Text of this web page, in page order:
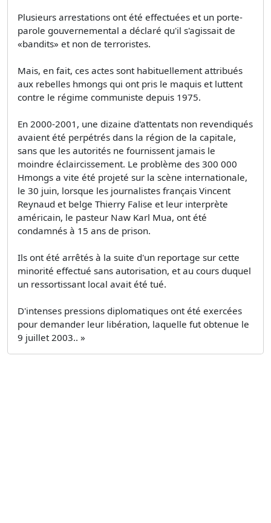
Plusieurs arrestations ont été effectuées et un porte-
parole gouvernemental a déclaré qu'il s'agissait de
«bandits» et non de terroristes.
Mais, en fait, ces actes sont habituellement attribués
aux rebelles hmongs qui ont pris le maquis et luttent
contre le régime communiste depuis 1975.
En 2000-2001, une dizaine d'attentats non revendiqués
avaient été perpétrés dans la région de la capitale,
sans que les autorités ne fournissent jamais le
moindre éclaircissement. Le problème des 300 000
Hmongs a vite été projeté sur la scène internationale,
le 30 juin, lorsque les journalistes français Vincent
Reynaud et belge Thierry Falise et leur interprète
américain, le pasteur Naw Karl Mua, ont été
condamnés à 15 ans de prison.
Ils ont été arrêtés à la suite d'un reportage sur cette
minorité effectué sans autorisation, et au cours duquel
un ressortissant local avait été tué.
D'intenses pressions diplomatiques ont été exercées
pour demander leur libération, laquelle fut obtenue le
9 juillet 2003.. »